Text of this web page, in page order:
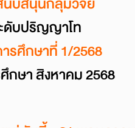
ดับปริญญาโท
รศึกษาที่ 1/2568
กษา สิงหาคม 2568